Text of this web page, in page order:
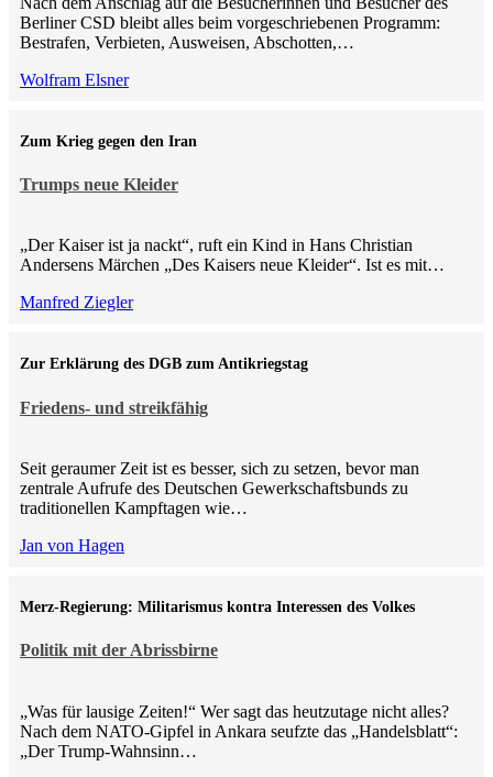
Berliner CSD bleibt alles beim vorgeschriebenen Programm:
Bestrafen, Verbieten, Ausweisen, Abschotten,…
Wolfram Elsner
Trumps neue Kleider
Zum Krieg gegen den Iran
„Der Kaiser ist ja nackt“, ruft ein Kind in Hans Christian
Andersens Märchen „Des Kaisers neue Kleider“. Ist es mit…
Manfred Ziegler
Friedens- und streikfähig
Zur Erklärung des DGB zum Antikriegstag
Seit geraumer Zeit ist es besser, sich zu setzen, bevor man
zentrale Aufrufe des Deutschen Gewerkschaftsbunds zu
traditionellen Kampftagen wie…
Jan von Hagen
Politik mit der Abrissbirne
Merz-Regierung: Militarismus kontra Inte­ressen des Volkes
„Was für lausige Zeiten!“ Wer sagt das heutzutage nicht alles?
Nach dem NATO-Gipfel in Ankara seufzte das „Handelsblatt“:
„Der Trump-Wahnsinn…